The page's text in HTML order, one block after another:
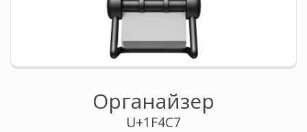
Органайзер
U+1F4C7